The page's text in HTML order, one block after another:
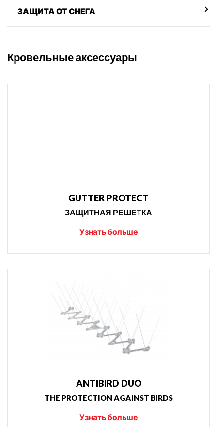
ЗАЩИТА ОТ СНЕГА
Кровельные аксессуары
GUTTER PROTECT
ЗАЩИТНАЯ РЕШЕТКА
Узнать больше
ANTIBIRD DUO
THE PROTECTION AGAINST BIRDS
Узнать больше